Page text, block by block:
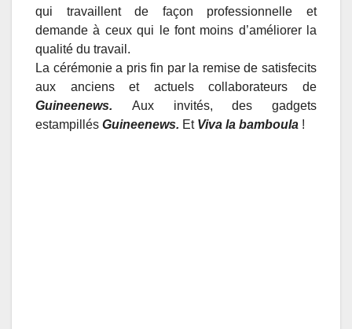
qui travaillent de façon professionnelle et
demande à ceux qui le font moins d’améliorer la
qualité du travail.
La cérémonie a pris fin par la remise de satisfecits
aux anciens et actuels collaborateurs de
Guineenews. Aux invités, des gadgets
estampillés Guineenews. Et Viva la bamboula !